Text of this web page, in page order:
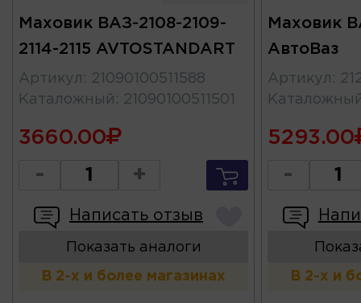
Маховик ВАЗ-2108-2109-
2114-2115 AVTOSTANDART
Артикул : 21090100511588
Каталожный : 21090100511501
3660.00
- +
Написать отзыв
Показать аналоги
В 2-х и более магазинах
Маховик
АвтоВаз
Артикул :
5293.00
-
В 2-х и